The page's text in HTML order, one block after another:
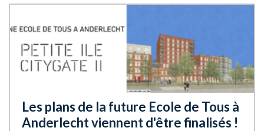
Les plans de la future Ecole de Tous à
Anderlecht viennent d'être finalisés !